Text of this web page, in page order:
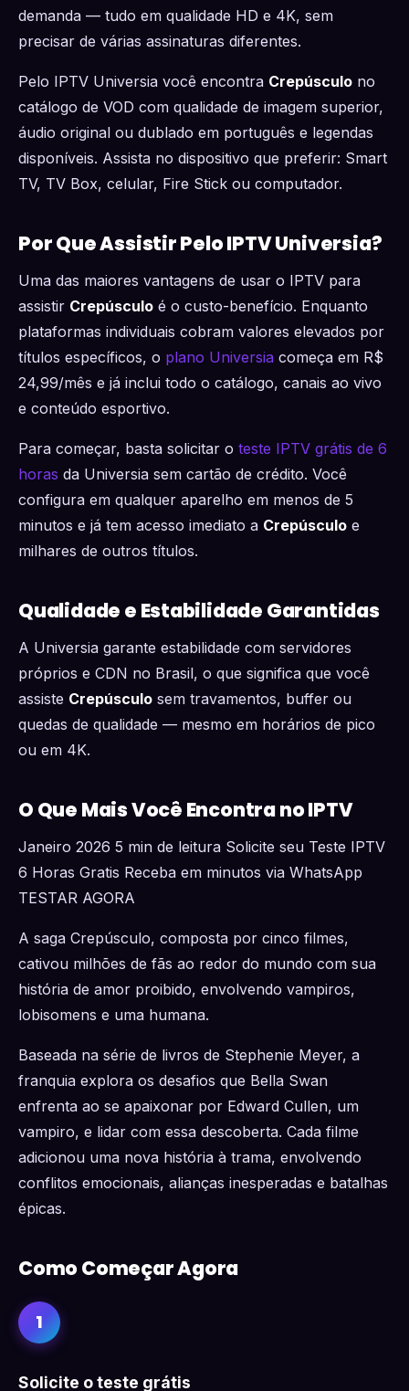
demanda — tudo em qualidade HD e 4K, sem
precisar de várias assinaturas diferentes.
Pelo IPTV Universia você encontra Crepúsculo no
catálogo de VOD com qualidade de imagem superior,
áudio original ou dublado em português e legendas
disponíveis. Assista no dispositivo que preferir: Smart
TV, TV Box, celular, Fire Stick ou computador.
Por Que Assistir Pelo IPTV Universia?
Uma das maiores vantagens de usar o IPTV para
assistir Crepúsculo é o custo-benefício. Enquanto
plataformas individuais cobram valores elevados por
títulos específicos, o plano Universia começa em R$
24,99/mês e já inclui todo o catálogo, canais ao vivo
e conteúdo esportivo.
Para começar, basta solicitar o teste IPTV grátis de 6
horas da Universia sem cartão de crédito. Você
configura em qualquer aparelho em menos de 5
minutos e já tem acesso imediato a Crepúsculo e
milhares de outros títulos.
Qualidade e Estabilidade Garantidas
A Universia garante estabilidade com servidores
próprios e CDN no Brasil, o que significa que você
assiste Crepúsculo sem travamentos, buffer ou
quedas de qualidade — mesmo em horários de pico
ou em 4K.
O Que Mais Você Encontra no IPTV
Janeiro 2026 5 min de leitura Solicite seu Teste IPTV
6 Horas Gratis Receba em minutos via WhatsApp
TESTAR AGORA
A saga Crepúsculo, composta por cinco filmes,
cativou milhões de fãs ao redor do mundo com sua
história de amor proibido, envolvendo vampiros,
lobisomens e uma humana.
Baseada na série de livros de Stephenie Meyer, a
franquia explora os desafios que Bella Swan
enfrenta ao se apaixonar por Edward Cullen, um
vampiro, e lidar com essa descoberta. Cada filme
adicionou uma nova história à trama, envolvendo
conflitos emocionais, alianças inesperadas e batalhas
épicas.
Como Começar Agora
1
Solicite o teste grátis